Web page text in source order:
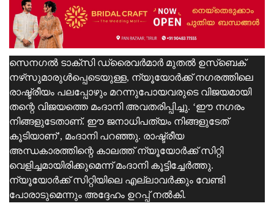
സെനഗല്‍ ടാക്‌സി ഡ്രൈവര്‍മാര്‍ മുതല്‍ ഉസ്‌ബെക്
നഴ്‌സുമാരുള്‍പ്പെടെയുള്ള, ന്യൂയോർക്ക് നഗരത്തിലെ
രാഷ്ട്രീയം പലപ്പോഴും മറന്നുപോയവരുടെ വിജയമായി
തന്റെ വിജയത്തെ മംദാനി അവതരിപ്പിച്ചു. ‘ഈ നഗരം
നിങ്ങളുടേതാണ്. ഈ ജനാധിപത്യം നിങ്ങളുടേത്
കൂടിയാണ്’, മംദാനി പറഞ്ഞു. രാഷ്ട്രീയ
അന്ധകാരത്തിന്റെ കാലത്ത് ന്യൂയോര്‍ക്ക് സിറ്റി
വെളിച്ചമായിരിക്കുമെന്ന് മംദാനി കൂട്ടിച്ചേര്‍ത്തു.
ന്യൂയോര്‍ക്ക് സിറ്റിയിലെ എല്ലാവര്‍ക്കും വേണ്ടി
പോരാടുമെന്നും അദ്ദേഹം ഉറപ്പ് നല്‍കി.